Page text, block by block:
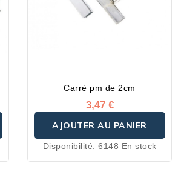
Carré pm de 2cm
3,47 €
AJOUTER AU PANIER
Disponibilité:6148 En stock